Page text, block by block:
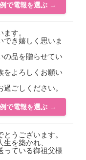
で電報を選ぶ →
す。
でき嬉しく思いま
の品を贈らせてい
をよろしくお願い
ごしください。
で電報を選ぶ →
うございます。
を築かれ、
っている御祖父様